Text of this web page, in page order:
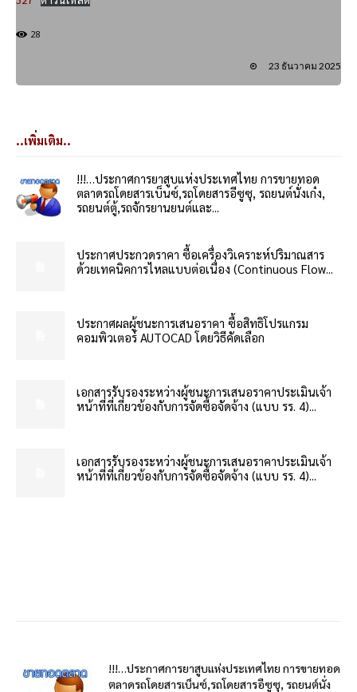
28
23 ธันวาคม 2025
..เพิ่มเติม..
!!!…ประกาศการยาสูบแห่งประเทศไทย การขายทอด
ตลาดรถโดยสารเบ็นซ์,รถโดยสารอีซูซุ, รถยนต์นั่งเก๋ง,
รถยนต์ตู้,รถจักรยานยนต์และ...
ประกาศประกวดราคา ซื้อเครื่องวิเคราะห์ปริมาณสาร
ด้วยเทคนิคการไหลแบบต่อเนื่อง (Continuous Flow...
ประกาศผลผู้ชนะการเสนอราคา ซื้อสิทธิโปรแกรม
คอมพิวเตอร์ AUTOCAD โดยวิธีคัดเลือก
เอกสารรับรองระหว่างผู้ชนะการเสนอราคาประเมินเจ้า
หน้าที่ที่เกี่ยวข้องกับการจัดซื้อจัดจ้าง (แบบ รร. 4)...
เอกสารรับรองระหว่างผู้ชนะการเสนอราคาประเมินเจ้า
หน้าที่ที่เกี่ยวข้องกับการจัดซื้อจัดจ้าง (แบบ รร. 4)...
!!!…ประกาศการยาสูบแห่งประเทศไทย การขายทอด
ตลาดรถโดยสารเบ็นซ์,รถโดยสารอีซูซุ, รถยนต์นั่ง